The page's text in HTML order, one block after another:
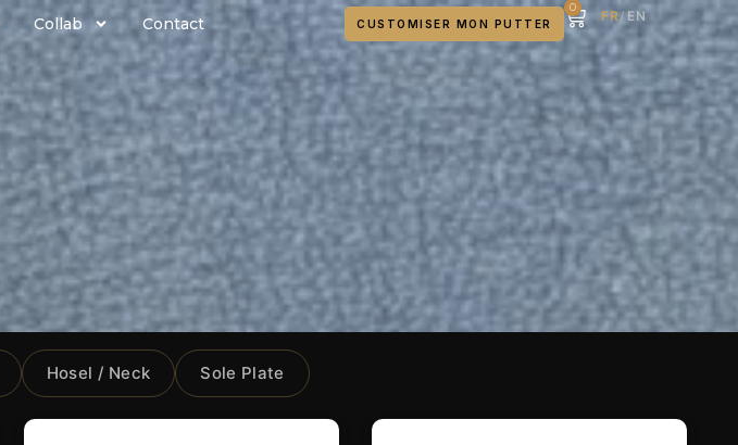
Collab Contact CUSTOMISER MON PUTTER
0
FR/EN
Hosel / Neck Sole Plate